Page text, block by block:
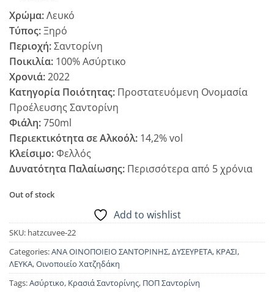
Χρώμα:Λευκό
Τύπος:Ξηρό
Περιοχή:Σαντορίνη
Ποικιλία: 100% Ασύρτικο
Χρονιά:2022
Κατηγορία Ποιότητας: Προστατευόμενη Ονομασία
Προέλευσης Σαντορίνη
Φιάλη:750ml
Περιεκτικότητα σε Αλκοόλ: 14,2% vol
Κλείσιμο:Φελλός
Δυνατότητα Παλαίωσης: Περισσότερα από 5 χρόνια
Out of stock
Add to wishlist
SKU: hatzcuvee-22
Categories:ΑΝΑ ΟΙΝΟΠΟΙΕΙΟ ΣΑΝΤΟΡΙΝΗΣ,ΔΥΣΕΥΡΕΤΑ, ΚΡΑΣΙ,
ΛΕΥΚΑ,Οινοποιείο Χατζηδάκη
Tags:Ασύρτικο, Κρασιά Σαντορίνης, ΠΟΠ Σαντορίνη